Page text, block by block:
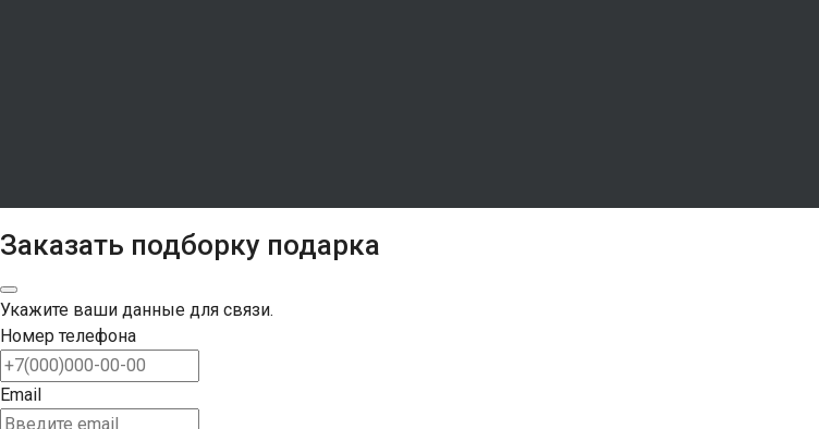
Заказать подборку подарка
Укажите ваши данные для связи.
Номер телефона
Email